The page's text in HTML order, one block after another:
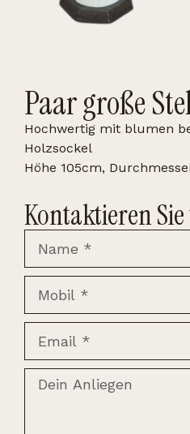
Paar große
Hochwertig mit blumen
Holzsockel
Höhe 105cm,
Kontaktieren